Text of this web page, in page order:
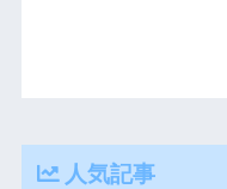
人気記事